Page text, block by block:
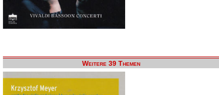
Weitere 39 Themen